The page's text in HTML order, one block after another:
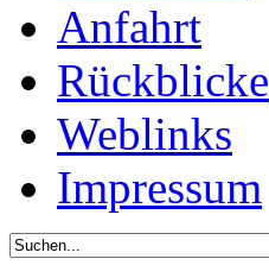
Anfahrt
Rückblicke
Weblinks
Impressum